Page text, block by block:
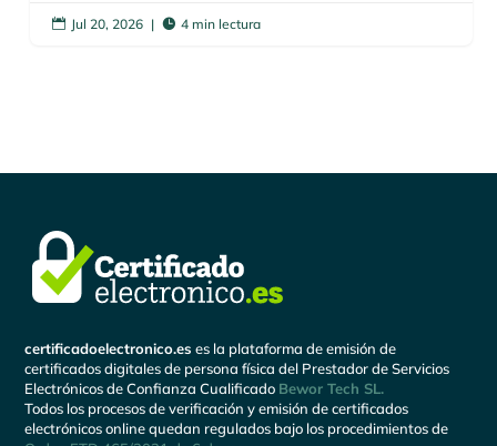
 Jul 20, 2026 |  4 min lectura
certificadoelectronico.es es la plataforma de emisión de
certificados digitales de persona física del Prestador de Servicios
Electrónicos de Confianza Cualificado Bewor Tech SL.
Todos los procesos de verificación y emisión de certificados
electrónicos online quedan regulados bajo los procedimientos de